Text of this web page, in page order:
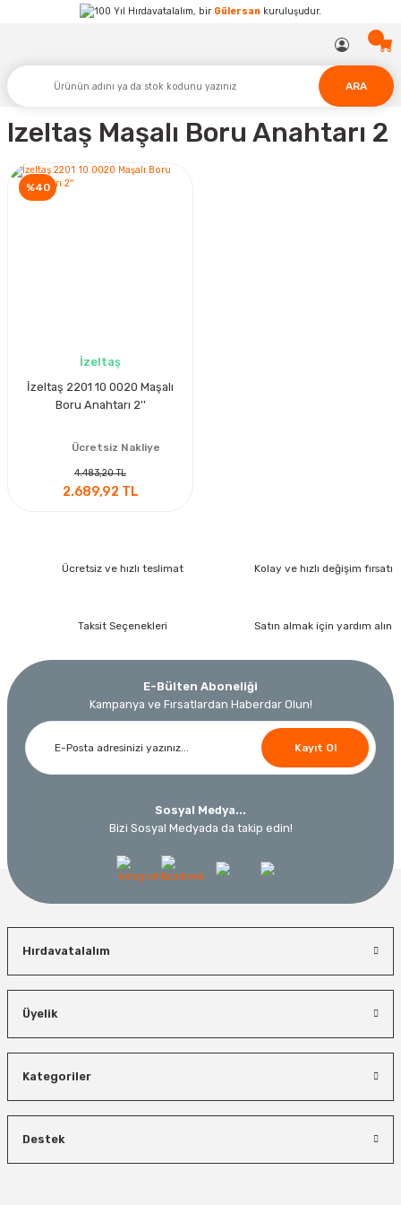
Hırdavatalalım, bir Gülersan kuruluşudur.
ARA
Izeltaş Maşalı Boru Anahtarı 2
%40
İzeltaş
İzeltaş 2201 10 0020 Maşalı
Boru Anahtarı 2''
Ücretsiz Nakliye
4.483,20 TL
2.689,92 TL
Ücretsiz ve hızlı teslimat Kolay ve hızlı değişim fırsatı
Taksit Seçenekleri Satın almak için yardım alın
E-Bülten Aboneliği
Kampanya ve Fırsatlardan Haberdar Olun!
Kayıt Ol
Sosyal Medya...
Bizi Sosyal Medyada da takip edin!
Hırdavatalalım
Üyelik
Kategoriler
Destek